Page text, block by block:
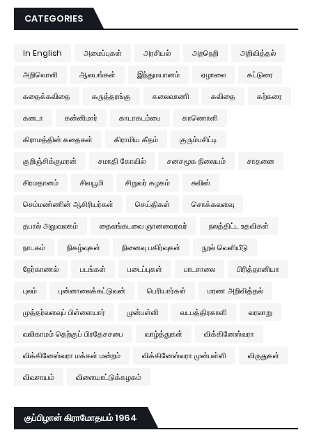
CATEGORIES
In English அமைப்புகள் அரசியல் அறநெறி
அறிவித்தல்
அறிவொளி
ஆலயங்கள் இந்துமயானம் ஏழாலை
கட்டுரை
கதைக்கவிதை
கருத்தரங்கு கலைவாணி கவிதை
கற்கரை
கனடா
கன்னிமார் காடாகடம்பை
காணொளி
கிராமத்தின் கதைகள்
கிராமிய கீதம்
குரும்பசிட்டி
குறிஞ்சிக்குமரன்
சமாதி கோவில் சனசமூக நிலையம்
சாதனை
சிரமதானம்
சிவபூமி சிறுவர் கழகம்
சுவிஸ்
செம்மண்ணின் ஆசிரியர்கள்
செய்திகள்
சொக்கவளவு
தபால் அலுவலகம்
தைலங்கடவை ஞானவைரவர்
நலத்திட்ட உதவிகள்
நாடகம்
நிகழ்வுகள் நினைவு பகிர்வுகள்
நூல் வெளியீடு
நேர்காணல்
படங்கள் படைப்புகள் பாடசாலை
பிரித்தானியா
புலம்
புன்னாலைக்கட்டுவன் பெரியார்கள்
மரண அறிவித்தல்
முத்தர்வளவுப் பிள்ளையார்
முன்பள்ளி வடபத்திரகாளி
வரலாறு
வலிகாமம் தெற்குப் பிரதேசசபை
வாழ்த்துகள்
விக்கினேஸ்வரா
விக்கினேஸ்வரா மக்கள் மன்றம்
விக்கினேஸ்வரா முன்பள்ளி
விருதுகள்
விவசாயம்
விளையாட்டுக்கழகம்
குப்பிழான் கிராமோதயம் 1964